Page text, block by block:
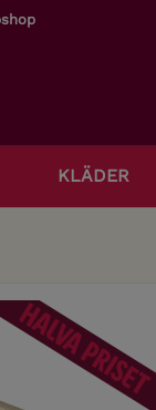
KLÄDER